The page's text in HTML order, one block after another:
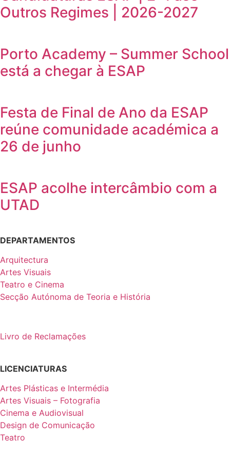
Outros Regimes | 2026-2027
Porto Academy – Summer School
está a chegar à ESAP
Festa de Final de Ano da ESAP
reúne comunidade académica a
26 de junho
ESAP acolhe intercâmbio com a
UTAD
DEPARTAMENTOS
Arquitectura
Artes Visuais
Teatro e Cinema
Secção Autónoma de Teoria e História
Livro de Reclamações
LICENCIATURAS
Artes Plásticas e Intermédia
Artes Visuais – Fotografia
Cinema e Audiovisual
Design de Comunicação
Teatro